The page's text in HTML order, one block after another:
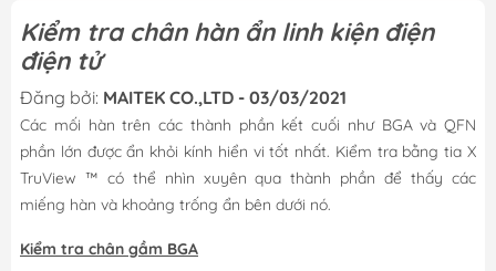
Kiểm tra chân hàn ẩn linh kiện điện
điện tử
Đăng bởi: MAITEK CO.,LTD - 03/03/2021
Các mối hàn trên các thành phần kết cuối như BGA và QFN
phần lớn được ẩn khỏi kính hiển vi tốt nhất. Kiểm tra bằng tia X
TruView ™ có thể nhìn xuyên qua thành phần để thấy các
miếng hàn và khoảng trống ẩn bên dưới nó.
Kiểm tra chân gầm BGA